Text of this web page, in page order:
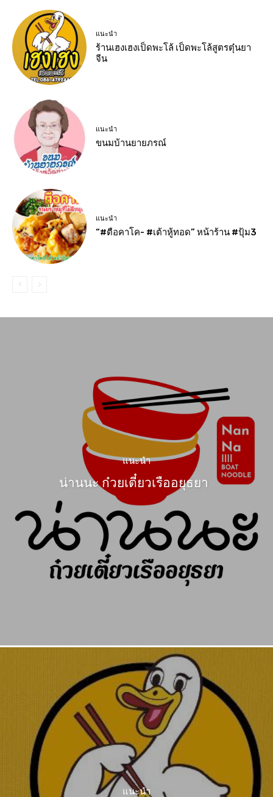
แนะนำ
ร้านเฮงเฮงเป็ดพะโล้ เป็ดพะโล้สูตรตุ๋นยา
จีน
แนะนำ
ขนมบ้านยายภรณ์
แนะนำ
“#ตือคาโค- #เต้าหู้ทอด” หน้าร้าน #ปุ้ม3
แนะนำ
น่านนะ ก๋วยเตี๋ยวเรืออยุธยา
แนะนำ